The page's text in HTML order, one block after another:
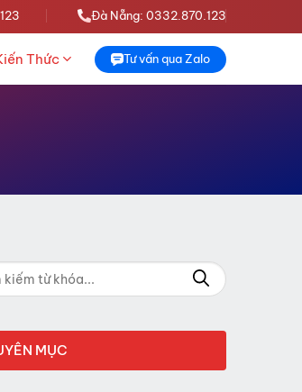
Đà Nẵng: 0332.870.123
Thức Tư vấn qua Zalo
MỤC